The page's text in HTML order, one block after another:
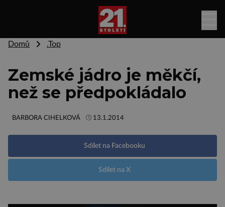
Domů .Top
Zemské jádro je měkčí,
než se předpokládalo
BARBORA CIHELKOVÁ 13.1.2014
Sdílet na Facebooku
Sdílet na X